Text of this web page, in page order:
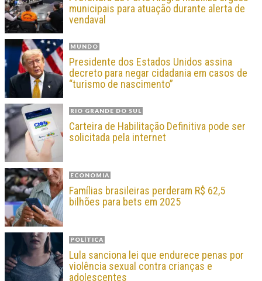
municipais para atuação durante alerta de
vendaval
MUNDO
Presidente dos Estados Unidos assina
decreto para negar cidadania em casos de
“turismo de nascimento”
RIO GRANDE DO SUL
Carteira de Habilitação Definitiva pode ser
solicitada pela internet
ECONOMIA
Famílias brasileiras perderam R$ 62,5
bilhões para bets em 2025
POLÍTICA
Lula sanciona lei que endurece penas por
violência sexual contra crianças e
adolescentes